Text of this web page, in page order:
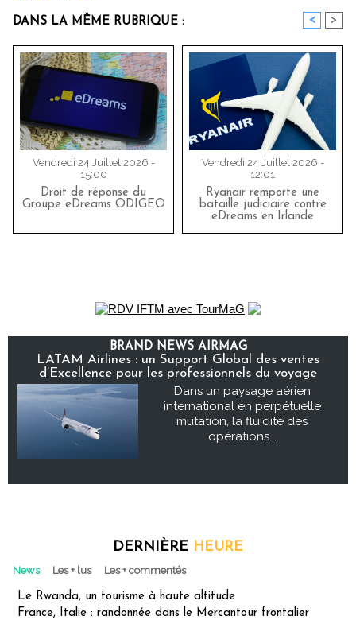
DANS LA MÊME RUBRIQUE : < >
Vendredi 24 Juillet 2026 -
15:00
Droit de réponse du
Groupe eDreams ODIGEO
Vendredi 24 Juillet 2026 -
12:01
Ryanair remporte une
bataille judiciaire contre
eDreams en Irlande
BRAND NEWS AIRMAG
LATAM Airlines : un Support Global des ventes
d’Excellence pour les professionnels du voyage
Dans un paysage aérien
international en perpétuelle
mutation, la fluidité des
opérations...
DERNIÈRE HEURE
News Les + lus Les + commentés
Le Rwanda, un tourisme à haute altitude
France, Italie : randonnée dans le Mercantour frontalier